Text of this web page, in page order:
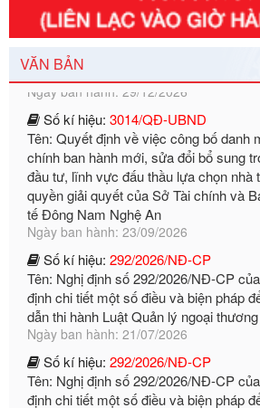
VĂN BẢN
Tên: Nghị định số 351/2025/NĐ-CP
định chuẩn nghèo đa chiều quốc gia
Ngày ban hành: 29/12/2026
Số kí hiệu:3014/QĐ-UBND
Tên: Quyết định về việc công bố danh
chính ban hành mới, sửa đổi bổ sung
đầu tư, lĩnh vực đấu thầu lựa chọn nhà
quyền giải quyết của Sở Tài chính và
tế Đông Nam Nghệ An
Ngày ban hành: 23/09/2026
Số kí hiệu: 292/2026/NĐ-CP
Tên: Nghị định số 292/2026/NĐ-CP của
định chi tiết một số điều và biện pháp
dẫn thi hành Luật Quản lý ngoại thương
Ngày ban hành: 21/07/2026
Số kí hiệu:292/2026/NĐ-CP
Tên: Nghị định số 292/2026/NĐ-CP của
định chi tiết một số điều và biện pháp
dẫn thi hành Luật Quản lý ngoại thương
Ngày ban hành: 21/07/2026